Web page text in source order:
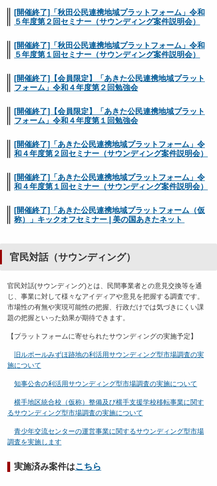
[開催終了]「秋田公民連携地域プラットフォーム」令和
５年度第２回セミナー（サウンディング案件説明会）
[開催終了]「秋田公民連携地域プラットフォーム」令和
５年度第１回セミナー（サウンディング案件説明会）
[開催終了]【会員限定】「あきた公民連携地域プラット
フォーム」令和４年度第２回勉強会
[開催終了]【会員限定】「あきた公民連携地域プラット
フォーム」令和４年度第１回勉強会
[開催終了]「あきた公民連携地域プラットフォーム」令
和４年度第２回セミナー（サウンディング案件説明会）
[開催終了]「あきた公民連携地域プラットフォーム」令
和４年度第１回セミナー（サウンディング案件説明会）
[開催終了]「あきた公民連携地域プラットフォーム（仮
称）」キックオフセミナー | 美の国あきたネット
官民対話（サウンディング）
官民対話(サウンディング)とは、民間事業者との意見交換等を通
じ、事業に対して様々なアイディアや意見を把握する調査です。
市場性の有無や実現可能性の把握、行政だけでは気づきにくい課
題の把握といった効果が期待できます。
【プラットフォームに寄せられたサウンディングの実施予定】
旧ルポールみずほ跡地の利活用サウンディング型市場調査の実
施について
知事公舎の利活用サウンディング型市場調査の実施について
横手地区統合校（仮称）整備及び横手支援学校移転事業に関す
るサウンディング型市場調査の実施について
青少年交流センターの運営事業に関するサウンディング型市場
調査を実施します
実施済み案件はこちら